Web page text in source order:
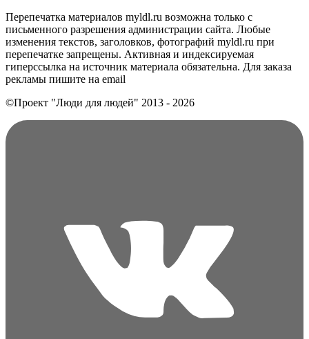
Перепечатка материалов myldl.ru возможна только с
письменного разрешения администрации сайта. Любые
изменения текстов, заголовков, фотографий myldl.ru при
перепечатке запрещены. Активная и индексируемая
гиперссылка на источник материала обязательна. Для заказа
рекламы пишите на еmail
©Проект "Люди для людей" 2013 - 2026